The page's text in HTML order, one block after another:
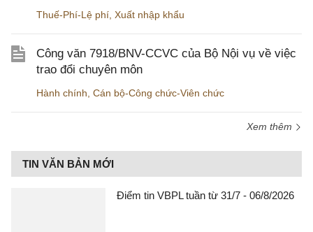
Thuế-Phí-Lệ phí Xuất nhập khẩu
Công văn 7918/BNV-CCVC của Bộ Nội vụ về việc
trao đổi chuyên môn
Hành chính Cán bộ-Công chức-Viên chức
Xem thêm
TIN VĂN BẢN MỚI
Điểm tin VBPL tuần từ 31/7 - 06/8/2026